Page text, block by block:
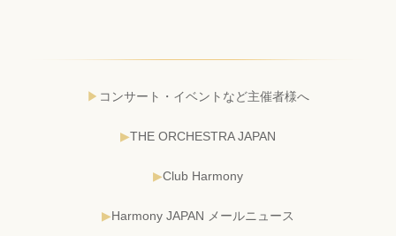
コンサート・イベントなど主催者様へ
THE ORCHESTRA JAPAN
Club Harmony
Harmony JAPAN メールニュース